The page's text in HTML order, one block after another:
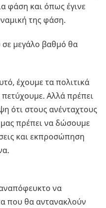
φάση και όπως έγινε
της φάση.
σε μεγάλο βαθμό θα
έχουμε τα πολιτικά
πετύχουμε. Αλλά πρέπει
ότι στους ανένταχτους
πρέπει να δώσουμε
και εκπροσώπηση
να
που θα αντανακλούν